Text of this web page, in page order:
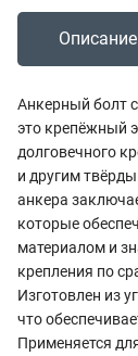
Описание
Анкерный болт
это крепёжный
долговечного
и другим
анкера
которые
материалом и
крепления по
Изготовлен из
что
Применяется